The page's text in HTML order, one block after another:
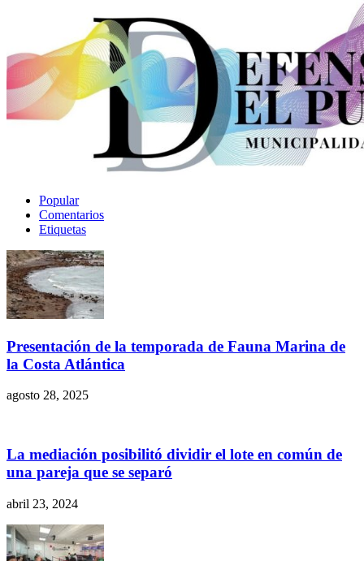
Popular
Comentarios
Etiquetas
Presentación de la temporada de Fauna Marina de
la Costa Atlántica
agosto 28, 2025
La mediación posibilitó dividir el lote en común de
una pareja que se separó
abril 23, 2024